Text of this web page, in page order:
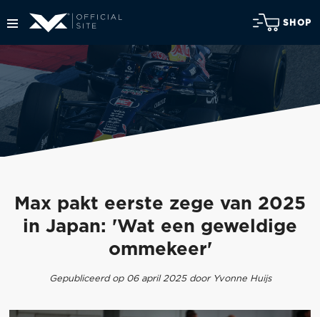
SHOP
Max pakt eerste zege van 2025
in Japan: 'Wat een geweldige
ommekeer'
Gepubliceerd op 06 april 2025 door Yvonne Huijs